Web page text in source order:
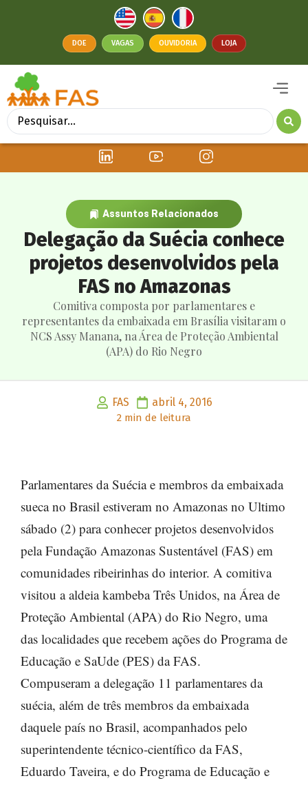
DOE VAGAS OUVIDORIA LOJA
Assuntos Relacionados
Delegação da Suécia conhece
projetos desenvolvidos pela
FAS no Amazonas
Comitiva composta por parlamentares e
representantes da embaixada em Brasília visitaram o
NCS Assy Manana, na Área de Proteção Ambiental
(APA) do Rio Negro
FAS abril 4, 2016
2 min de leitura
Parlamentares da Suécia e membros da embaixada
sueca no Brasil estiveram no Amazonas no Ultimo
sábado (2) para conhecer projetos desenvolvidos
pela Fundação Amazonas Sustentável (FAS) em
comunidades ribeirinhas do interior. A comitiva
visitou a aldeia kambeba Três Unidos, na Área de
Proteção Ambiental (APA) do Rio Negro, uma
das localidades que recebem ações do Programa de
Educação e SaUde (PES) da FAS.
Compuseram a delegação 11 parlamentares da
suécia, além de três membros da embaixada
daquele país no Brasil, acompanhados pelo
superintendente técnico-científico da FAS,
Eduardo Taveira, e do Programa de Educação e